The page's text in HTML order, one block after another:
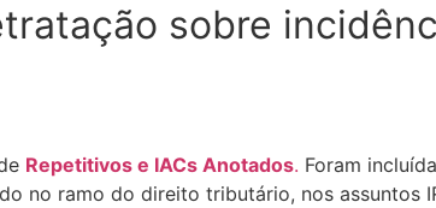
sobre
Repetitivos e IACs Anotados. Foram
no ramo do direito tributário, nos assuntos